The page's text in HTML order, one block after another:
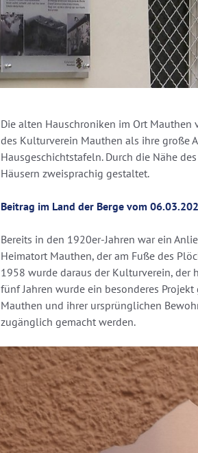
Die alten Hauschroniken im Ort Mauthen
des Kulturverein Mauthen als ihre große
Hausgeschichtstafeln. Durch die Nähe
Häusern zweisprachig gestaltet.
Beitrag im Land der Berge vom
Bereits in den 1920er-Jahren war ein
Heimatort Mauthen, der am Fuße des
1958 wurde daraus der Kulturverein,
fünf Jahren wurde ein besonderes
Mauthen und ihrer ursprünglichen
zugänglich gemacht werden.